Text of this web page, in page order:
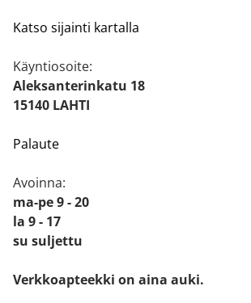
Katso sijainti kartalla
Käyntiosoite:
Aleksanterinkatu 18
15140 LAHTI
Palaute
Avoinna:
ma-pe 9 - 20
la 9 - 17
su suljettu
Verkkoapteekki on aina auki.